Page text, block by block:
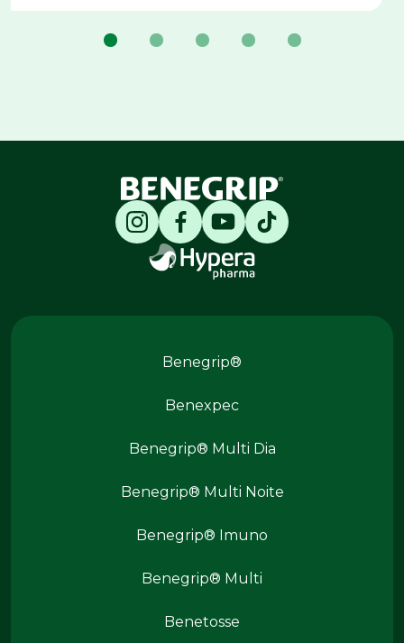
Produtos Benegrip
Benegrip®
Benexpec
Benegrip® Multi Dia
Benegrip® Multi Noite
Benegrip® Imuno
Produtos Benegrip
Benegrip® Multi
Benetosse